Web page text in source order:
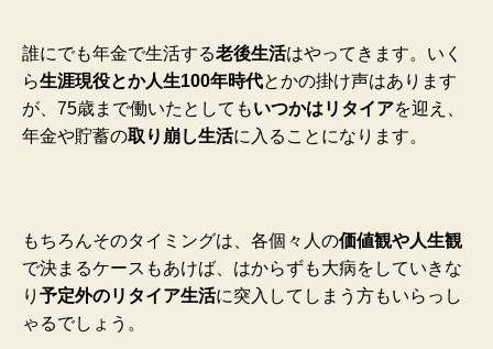
誰にでも年金で生活する老後生活はやってきます。いく
ら生涯現役とか人生100年時代とかの掛け声はあります
が、75歳まで働いたとしてもいつかはリタイアを迎え、
年金や貯蓄の取り崩し生活に入ることになります。
もちろんそのタイミングは、各個々人の価値観や人生観
で決まるケースもあけば、はからずも大病をしていきな
り 予定外のリタイア生活に突入してしまう方もいらっし
ゃるでしょう。